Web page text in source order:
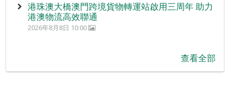
港珠澳大橋澳門跨境貨物轉運站啟用三周年 助力
港澳物流高效聯通
2026年8月8日 10:00
查看全部